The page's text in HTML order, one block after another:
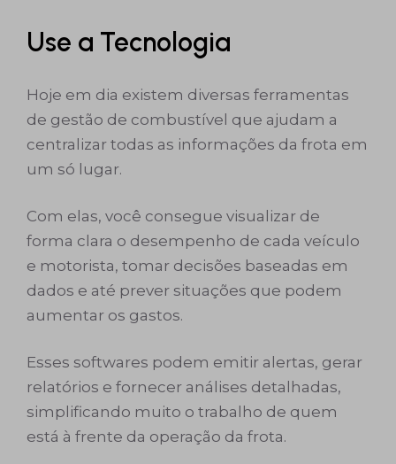
Use a Tecnologia
Hoje em dia existem diversas ferramentas
de gestão de combustível que ajudam a
centralizar todas as informações da frota em
um só lugar.
Com elas, você consegue visualizar de
forma clara o desempenho de cada veículo
e motorista, tomar decisões baseadas em
dados e até prever situações que podem
aumentar os gastos.
Esses softwares podem emitir alertas, gerar
relatórios e fornecer análises detalhadas,
simplificando muito o trabalho de quem
está à frente da operação da frota.